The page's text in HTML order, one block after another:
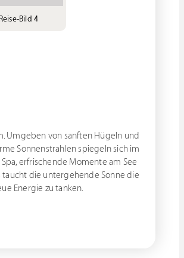
Reise-Bild 4
Umgeben von sanften Hügeln und
Sonnenstrahlen spiegeln sich im
erfrischende Momente am See
taucht die untergehende Sonne die
Energie zu tanken.